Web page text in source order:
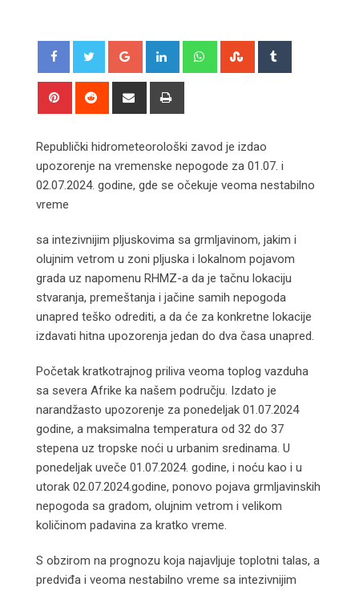
Google+ LinkedIn WhatsappStumbleUpon
Pinterest Reddit
Share
Republički hidrometeorološki zavod je izdao
upozorenje na vremenske nepogode za 01.07. i
02.07.2024. godine, gde se očekuje veoma nestabilno
vreme
sa intezivnijim pljuskovima sa grmljavinom, jakim i
olujnim vetrom u zoni pljuska i lokalnom pojavom
grada uz napomenu RHMZ-a da je tačnu lokaciju
stvaranja, premeštanja i jačine samih nepogoda
unapred teško odrediti, a da će za konkretne lokacije
izdavati hitna upozorenja jedan do dva časa unapred.
Početak kratkotrajnog priliva veoma toplog vazduha
sa severa Afrike ka našem području. Izdato je
narandžasto upozorenje za ponedeljak 01.07.2024
godine, a maksimalna temperatura od 32 do 37
stepena uz tropske noći u urbanim sredinama. U
ponedeljak uveče 01.07.2024. godine, i noću kao i u
utorak 02.07.2024.godine, ponovo pojava grmljavinskih
nepogoda sa gradom, olujnim vetrom i velikom
količinom padavina za kratko vreme.
S obzirom na prognozu koja najavljuje toplotni talas, a
predviđa i veoma nestabilno vreme sa intezivnijim